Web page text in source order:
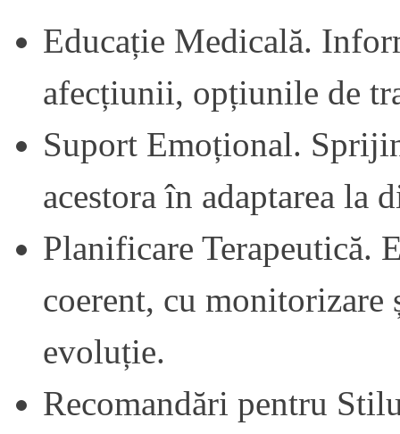
Educație Medicală.
afecțiunii, opțiunile de
Suport Emoțional.
acestora în adaptarea la
Planificare Terapeutică.
coerent, cu
evoluție.
Recomandări pentru